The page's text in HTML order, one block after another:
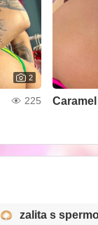
2
225
zalita s